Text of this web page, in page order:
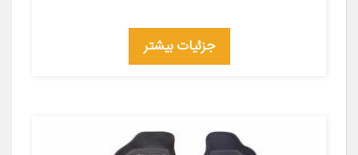
جزئیات بیشتر